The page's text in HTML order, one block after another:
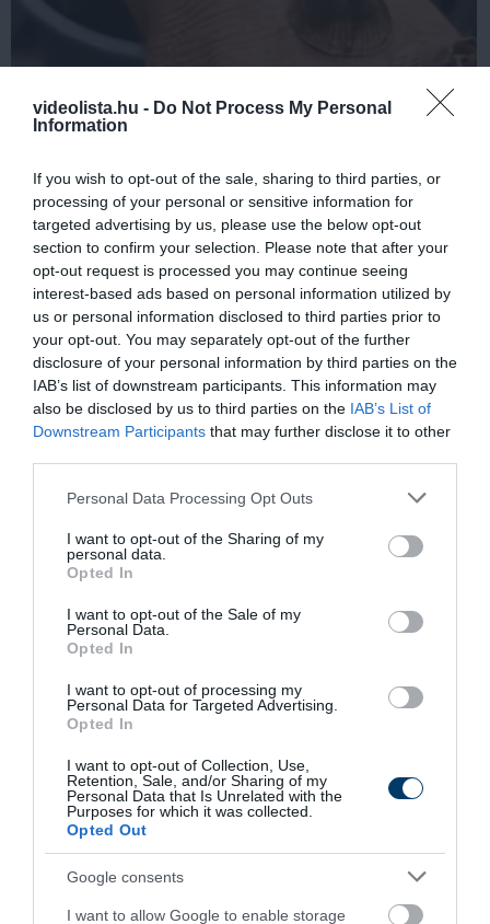
videolista.hu - Do Not Process My Personal
Information
If you wish to opt-out of the sale, sharing to third parties, or
processing of your personal or sensitive information for
targeted advertising by us, please use the below opt-out
section to confirm your selection. Please note that after your
opt-out request is processed you may continue seeing
interest-based ads based on personal information utilized by
us or personal information disclosed to third parties prior to
your opt-out. You may separately opt-out of the further
disclosure of your personal information by third parties on the
IAB’s list of downstream participants. This information may
also be disclosed by us to third parties on the IAB’s List of
Downstream Participants that may further disclose it to other
Please note that this website/app uses one or more Google
not limited to your visit or usage behaviour. You may click to
grant or deny consent to Google and its third-party tags to
use your data for below specified purposes in below Google
consent section.
Personal Data Processing Opt Outs
I want to opt-out of the Sharing of my
personal data.
Opted In
I want to opt-out of the Sale of my
Personal Data.
Opted In
I want to opt-out of processing my
Personal Data for Targeted Advertising.
Opted In
I want to opt-out of Collection, Use,
Retention, Sale, and/or Sharing of my
Personal Data that Is Unrelated with the
Purposes for which it was collected.
Opted Out
Google consents
I want to allow Google to enable storage
Body
444 63 89
10 h 13 min
Fungus Dries Up And Falls Off After The First
349 90
8 h 19 min